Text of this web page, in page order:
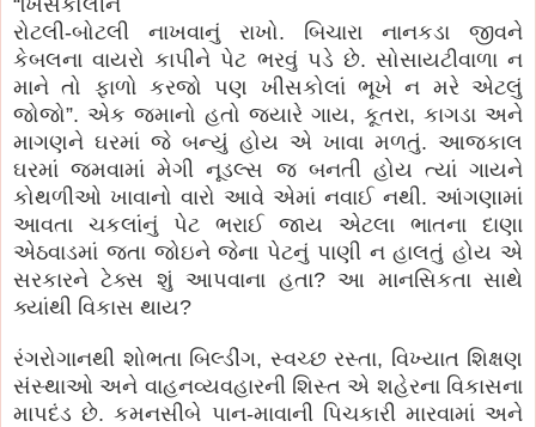
રોટલી-બોટલી નાખવાનું રાખો. બિચારા નાનકડા જીવને
કેબલના વાયરો કાપીને પેટ ભરવું પડે છે. સોસાયટીવાળા ન
માને તો ફાળો કરજો પણ ખીસકોલાં ભૂખે ન મરે એટલું
જોજો”. એક જમાનો હતો જયારે ગાય, કૂતરા, કાગડા અને
માગણને ઘરમાં જે બન્યું હોય એ ખાવા મળતું. આજકાલ
ઘરમાં જમવામાં મેગી નૂડલ્સ જ બનતી હોય ત્યાં ગાયને
કોથળીઓ ખાવાનો વારો આવે એમાં નવાઈ નથી. આંગણામાં
આવતા ચકલાંનું પેટ ભરાઈ જાય એટલા ભાતના દાણા
એઠવાડમાં જતા જોઇને જેના પેટનું પાણી ન હાલતું હોય એ
સરકારને ટેક્સ શું આપવાના હતા? આ માનસિકતા સાથે
ક્યાંથી વિકાસ થાય?
રંગરોગાનથી શોભતા બિલ્ડીંગ, સ્વચ્છ રસ્તા, વિખ્યાત શિક્ષણ
સંસ્થાઓ અને વાહનવ્યવહારની શિસ્ત એ શહેરના વિકાસના
માપદંડ છે. કમનસીબે પાન-માવાની પિચકારી મારવામાં અને